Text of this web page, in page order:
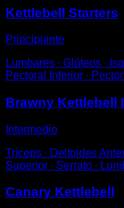
Kettlebell Starters
Principiante
Lumbares ∙ Glúteos ∙
Pectoral Inferior ∙
Brawny Kettlebell
Intermedio
Tríceps ∙ Deltoides
Superior ∙ Serrato ∙
Canary Kettlebell